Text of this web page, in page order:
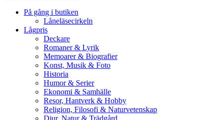
På gång i butiken
Låneläsecirkeln
Lågpris
Deckare
Romaner & Lyrik
Memoarer & Biografier
Konst, Musik & Foto
Historia
Humor & Serier
Ekonomi & Samhälle
Resor, Hantverk & Hobby
Religion, Filosofi & Naturvetenskap
Djur, Natur & Trädgård